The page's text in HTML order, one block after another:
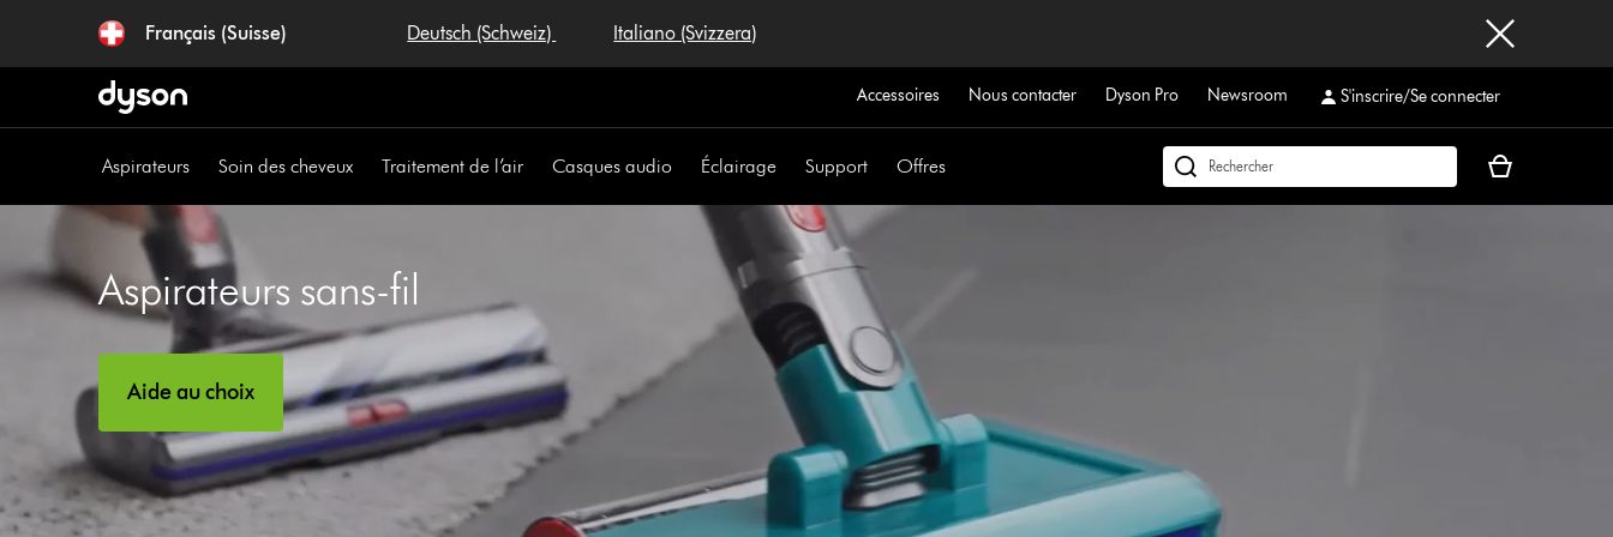
pages
Français (Suisse) Deutsch (Schweiz) Italiano (Svizzera)
Accessoires Nous contacter Dyson Pro Newsroom S'inscrire/Se connecter
Aspirateurs Soin des cheveux Traitement de l’air Casques audio Éclairage Support Offres
Rechercher
Votre
Afficher
la
transcription
de
Aspirateurs sans-fil
Aide au choix